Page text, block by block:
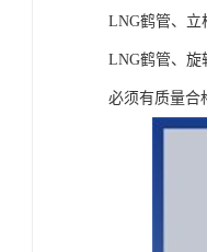
LNG鹤管、立
LNG鹤管、旋
必须有质量合